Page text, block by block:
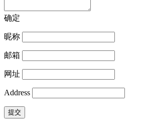
确定
昵称
邮箱
网址
Address
提交